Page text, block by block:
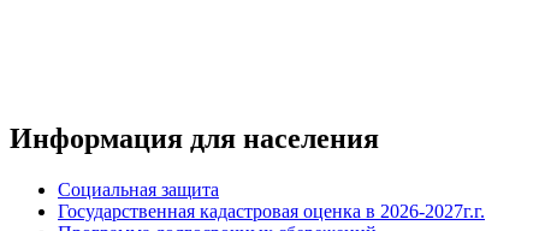
Информация для населения
Социальная защита
Государственная кадастровая оценка в 2026-2027г.г.